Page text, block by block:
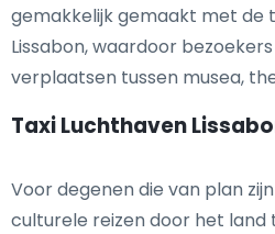
gemakkelijk gemaakt met de
Lissabon, waardoor
verplaatsen tussen musea,
Taxi Luchthaven
Voor degenen die van plan
culturele reizen door het land